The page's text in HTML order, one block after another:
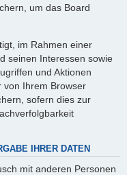
um das Board
im Rahmen einer
seinen Interessen sowie
und Aktionen
von Ihrem Browser
sofern dies zur
IHRER DATEN
mit anderen Personen